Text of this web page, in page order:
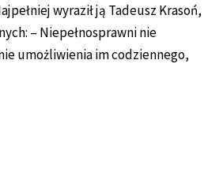
wyraził ją Tadeusz Krasoń,
– Niepełnosprawni nie
umożliwienia im codziennego,